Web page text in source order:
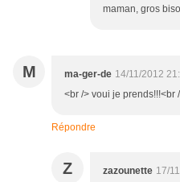
maman, gros
M ma-ger-de 14/11/2012
<br /> voui je prends!!!<br
Répondre
Z zazounette 17/